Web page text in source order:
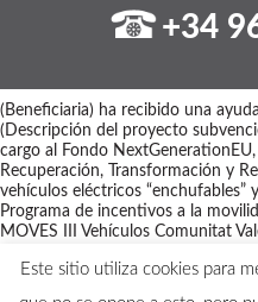
+34
(Beneficiaria) ha recibido una
(Descripción del proyecto
cargo al Fondo
Recuperación, Transformación y
vehículos eléctricos
Programa de incentivos a la
MOVES III Vehículos Comunitat
gestionado por el Instituto
Este sitio utiliza cookies para